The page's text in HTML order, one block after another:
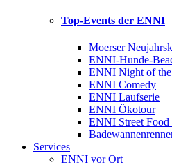
Top-Events der ENNI
Moerser
ENNI-Hunde-
ENNI Night of the
ENNI Comedy
ENNI Laufserie
ENNI Ökotour
ENNI Street Food
Services
ENNI vor Ort